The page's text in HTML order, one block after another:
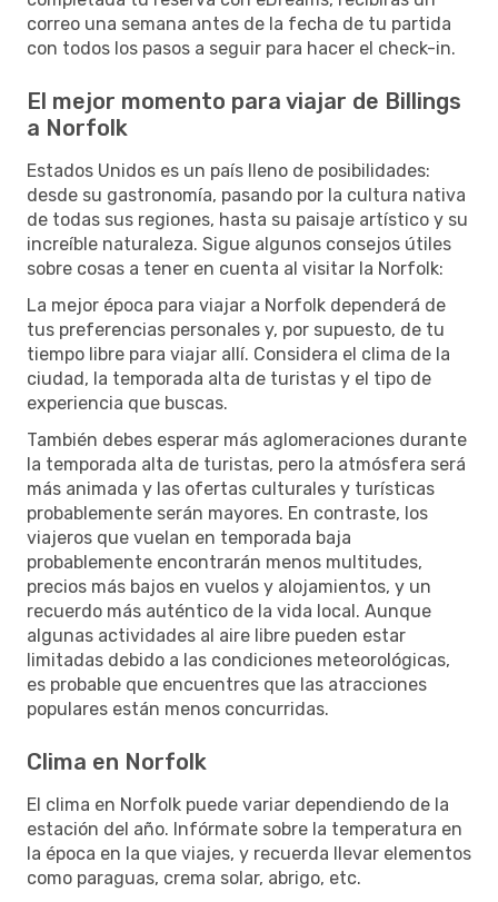
correo una semana antes de la fecha de tu partida
con todos los pasos a seguir para hacer el check-in.
El mejor momento para viajar de Billings
a Norfolk
Estados Unidos es un país lleno de posibilidades:
desde su gastronomía, pasando por la cultura nativa
de todas sus regiones, hasta su paisaje artístico y su
increíble naturaleza. Sigue algunos consejos útiles
sobre cosas a tener en cuenta al visitar la Norfolk:
La mejor época para viajar a Norfolk dependerá de
tus preferencias personales y, por supuesto, de tu
tiempo libre para viajar allí. Considera el clima de la
ciudad, la temporada alta de turistas y el tipo de
experiencia que buscas.
También debes esperar más aglomeraciones durante
la temporada alta de turistas, pero la atmósfera será
más animada y las ofertas culturales y turísticas
probablemente serán mayores. En contraste, los
viajeros que vuelan en temporada baja
probablemente encontrarán menos multitudes,
precios más bajos en vuelos y alojamientos, y un
recuerdo más auténtico de la vida local. Aunque
algunas actividades al aire libre pueden estar
limitadas debido a las condiciones meteorológicas,
es probable que encuentres que las atracciones
populares están menos concurridas.
Clima en Norfolk
El clima en Norfolk puede variar dependiendo de la
estación del año. Infórmate sobre la temperatura en
la época en la que viajes, y recuerda llevar elementos
como paraguas, crema solar, abrigo, etc.